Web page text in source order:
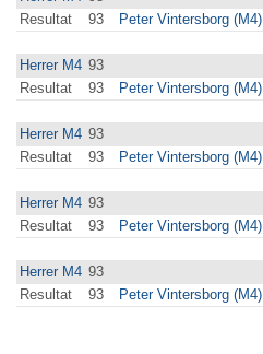
Resultat
93 Peter Vintersborg (M4)
Herrer M4 93
Resultat
93 Peter Vintersborg (M4)
Herrer M4 93
Resultat
93 Peter Vintersborg (M4)
Herrer M4 93
Resultat
93 Peter Vintersborg (M4)
Herrer M4 93
Resultat
93 Peter Vintersborg (M4)